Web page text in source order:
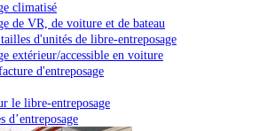
climatisé
de VR, de voiture et de bateau
d'unités de libre-entreposage
extérieur/accessible en voiture
d'entreposage
le libre-entreposage
d’entreposage